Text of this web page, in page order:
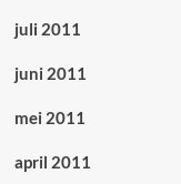
juli 2011
juni 2011
mei 2011
april 2011